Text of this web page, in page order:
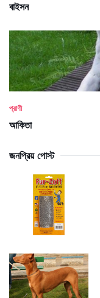
বাইসন
প্রাণী
আকিতা
জনপ্রিয় পোস্ট